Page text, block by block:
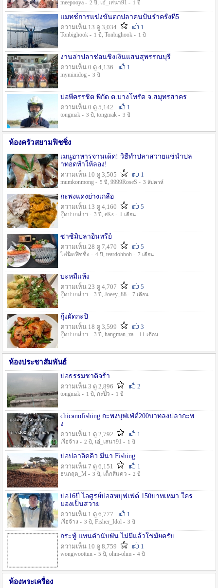
meepooya - 2 ปี , เอ๋_เสนา91 - 1 ปี
แมทช์การแข่งขั้นตกปลาคนปั้นรำครั้งที่5
ความเห็น 13 ดู 3,034
1
Tonbighook - 1 ปี , Tonbighook - 1 ปี
งานล่าปลาช่อนชิงเงินแสนสุพรรณบุรี
ความเห็น 0 ดู 4,136
1
myminidog - 3 ปี
บ่อพี่ครรชิต พิกัด ต.บางโทรัด จ.สมุทรสาคร
ความเห็น 0 ดู 5,142
1
tongmak - 3 ปี , tongmak - 3 ปี
ห้องครัวสยามฟิชชิ่ง
เมนูอาหารจานเด็ด! วิธีทำปลาสวายแช่น้ำปล
าทอดท้าให้ลอง!
ความเห็น 10 ดู 3,505
1
mumkonmong - 5 ปี , 9999RoseS - 3 สัปดาห์
กะพงแดงย่างเกลือ
ความเห็น 13 ดู 4,160
5
อู๊ดปากลำฯ - 3 ปี , eKs - 1 เดือน
ซาซิมิปลาอินทรีย์
ความเห็น 28 ดู 7,470
5
ไต๋นิตฟิชชิ่ง - 4 ปี , teardohboh - 7 เดือน
บะหมี่แห้ง
ความเห็น 23 ดู 4,707
5
อู๊ดปากลำฯ - 3 ปี , Joeey_88 - 7 เดือน
กุ้งผัดกะปิ
ความเห็น 18 ดู 3,599
3
อู๊ดปากลำฯ - 3 ปี , hangman_za - 11 เดือน
ห้องประชาสัมพันธ์
บ่อธรรมชาติจร้า
ความเห็น 3 ดู 2,896
2
tongmak - 1 ปี , กะปิ๋ว - 1 ปี
chicanofishing กะพงบุฟเฟ่ต์200บาทลงปลากะพ
ง
ความเห็น 1 ดู 2,792
1
เรือจ้าง - 2 ปี , เอ๋_เสนา91 - 1 ปี
บ่อปลาอิคคิว มีนา Fishing
ความเห็น 7 ดู 6,151
1
ธนกฤต_M - 3 ปี , เด็กสี่แคว - 2 ปี
บ่อ16ปี ไอศูรย์บ่อสหบุฟเฟ่ต์ 150บาทเหมา ใคร
มองเป็นสวาย
ความเห็น 1 ดู 6,777
1
เรือจ้าง - 3 ปี , Fisher_Idol - 3 ปี
กระทู้ แทนคำนับพัน ไม่มีแล้วใช่มั๊ยครับ
ความเห็น 10 ดู 8,759
1
wongwoottun - 5 ปี , ohm-ohm - 4 ปี
ห้องพระเครื่อง